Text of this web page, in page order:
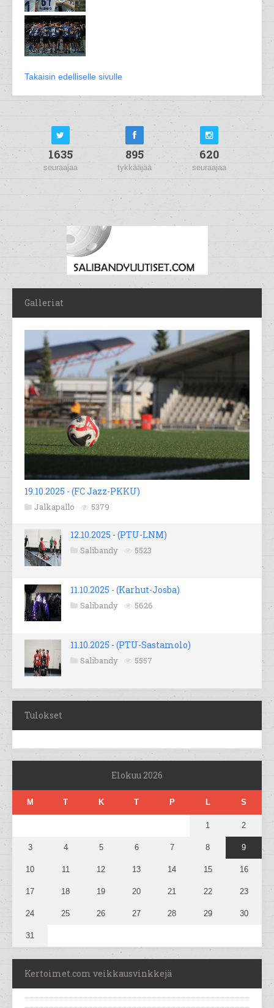
Takaisin edelliselle sivulle
1635
seuraajaa
895
tykkääjää
620
seuraajaa
Galleriat
19.10.2025 - (FC Jazz-PKKU)
Jalkapallo 5379
12.10.2025 - (PTU-LNM)
Salibandy 5523
11.10.2025 - (Karhut-Josba)
Salibandy 5626
11.10.2025 - (PTU-Sastamolo)
Salibandy 5557
Tulokset
Elokuu 2026
M T K T P L S
1 2
3 4 5 6 7 8 9
10 11 12 13 14 15 16
17 18 19 20 21 22 23
24 25 26 27 28 29 30
31
Kertoimet.com veikkausvinkkejä